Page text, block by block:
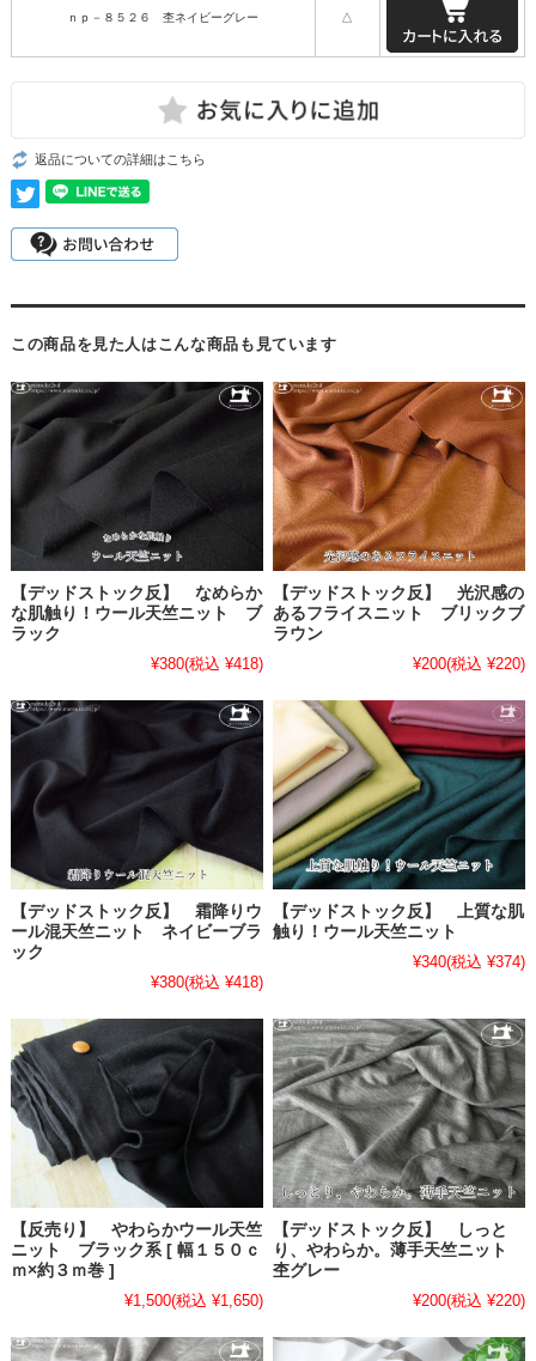
ｎｐ－８５２６ 杢ネイビーグレー △
返品についての詳細はこちら
この商品を見た人はこんな商品も見ています
【デッドストック反】 なめらか
な肌触り！ウール天竺ニット ブ
ラック
¥380(税込 ¥418)
【デッドストック反】 光沢感の
あるフライスニット ブリックブ
ラウン
¥200(税込 ¥220)
【デッドストック反】 霜降りウ
ール混天竺ニット ネイビーブラ
ック
¥380(税込 ¥418)
【デッドストック反】 上質な肌
触り！ウール天竺ニット
¥340(税込 ¥374)
【反売り】 やわらかウール天竺
ニット ブラック系 [ 幅１５０ｃ
ｍ×約３ｍ巻 ]
¥1,500(税込 ¥1,650)
【デッドストック反】 しっと
り、やわらか。薄手天竺ニット
杢グレー
¥200(税込 ¥220)